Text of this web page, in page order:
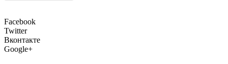
Facebook
Twitter
Вконтакте
Google+